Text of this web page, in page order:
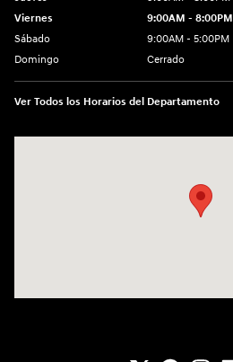
Viernes
9:00AM - 8:00PM
Sábado
9:00AM - 5:00PM
Domingo
Cerrado
Ver Todos los Horarios del Departamento